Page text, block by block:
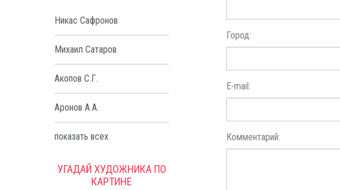
Никас Сафронов
Михаил Сатаров
Акопов С.Г.
Аронов А.А.
показать всех
УГАДАЙ ХУДОЖНИКА ПО
КАРТИНЕ
Город:
E-mail:
Комментарий: